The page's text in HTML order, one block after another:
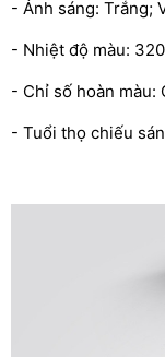
- Ánh sáng: Trắng;
- Nhiệt độ màu:
- Chỉ số hoàn màu:
- Tuổi thọ chiếu